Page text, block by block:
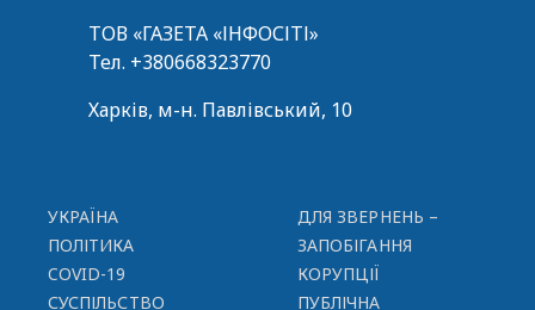
ТОВ «ГАЗЕТА «ІНФОСІТІ»
Тел. +380668323770
Харків, м-н. Павлівський, 10
УКРАЇНА
ПОЛІТИКА
COVID-19
СУСПІЛЬСТВО
ДЛЯ ЗВЕРНЕНЬ –
ЗАПОБІГАННЯ
КОРУПЦІЇ
ПУБЛІЧНА